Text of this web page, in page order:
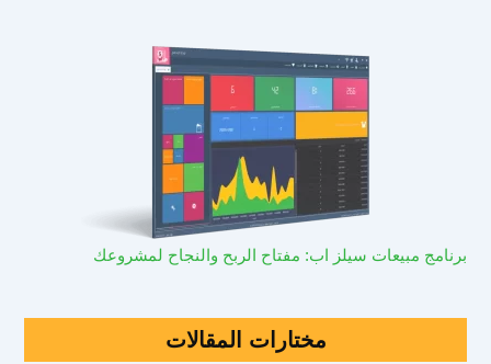
برنامج مبيعات سيلز اب: مفتاح الربح والنجاح لمشروعك
مختارات المقالات